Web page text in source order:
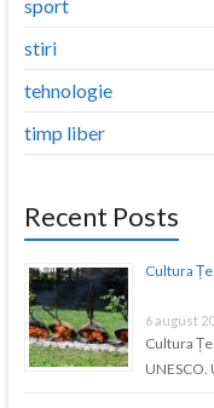
sport
stiri
tehnologie
timp liber
Recent Posts
Cultura
6 august
Cultura
UNESCO.